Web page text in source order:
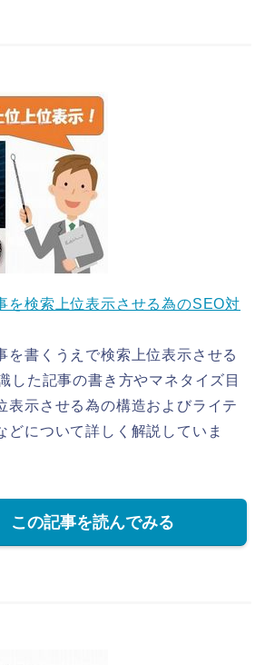
を検索上位表示させる為のSEO対
を書くうえで検索上位表示させる
した記事の書き方やマネタイズ目
表示させる為の構造およびライテ
どについて詳しく解説していま
この記事を読んでみる